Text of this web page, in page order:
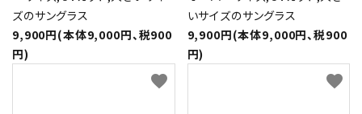
ズのサングラス
9,900円(本体9,000円、税900
円)
いサイズのサングラス
9,900円(本体9,000円、税900
円)
favorite favorite